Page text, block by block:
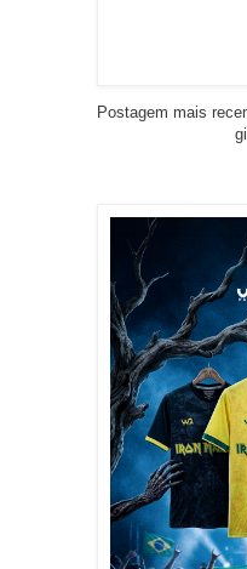
Postagem mais